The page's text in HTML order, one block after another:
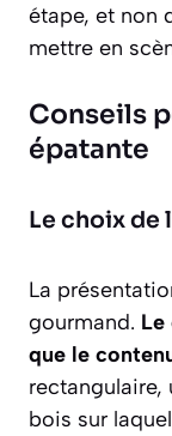
étape, et non
mettre en
Conseils
épatante
Le choix de
La
gourmand.
que le
rectangulaire,
bois sur